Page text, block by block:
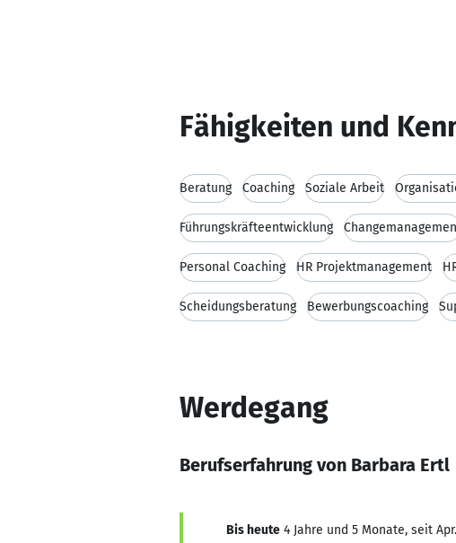
Fähigkeiten und
Beratung Coaching Soziale Arbeit
Führungskräfteentwicklung
Personal Coaching HR Projektmanagement
Scheidungsberatung Bewerbungscoaching
Werdegang
Berufserfahrung von Barbara Ertl
Bis heute 4 Jahre und 5 Monate, seit